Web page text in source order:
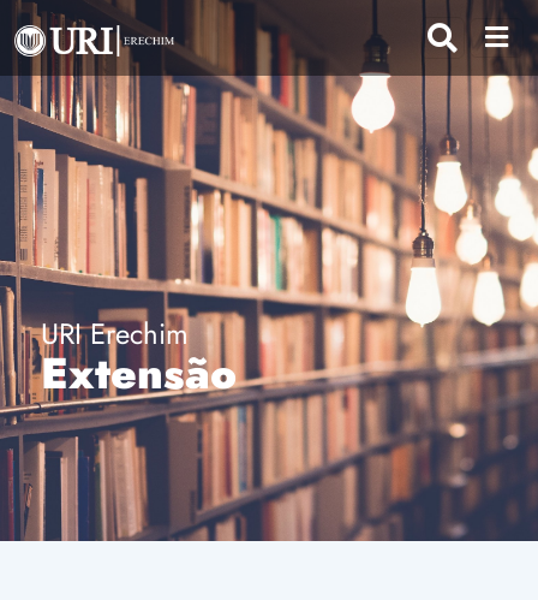
URI Erechim
Extensão